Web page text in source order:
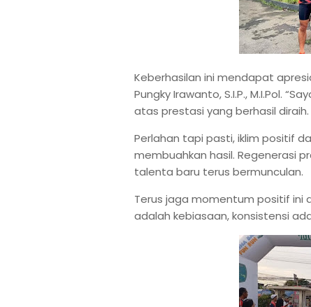
Keberhasilan ini mendapat
Pungky Irawanto, S.I.P., M.I.Pol.
atas prestasi yang berhasil diraih.
Perlahan tapi pasti, iklim positif
membuahkan hasil. Regenerasi
talenta baru terus bermunculan.
Terus jaga momentum positif ini
adalah kebiasaan, konsistensi